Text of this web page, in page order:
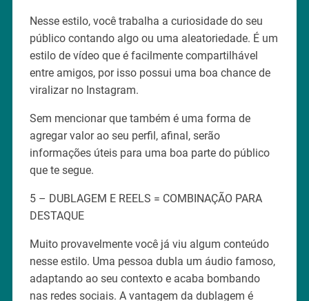
Nesse estilo, você trabalha a curiosidade do seu
público contando algo ou uma aleatoriedade. É um
estilo de vídeo que é facilmente compartilhável
entre amigos, por isso possui uma boa chance de
viralizar no Instagram.
Sem mencionar que também é uma forma de
agregar valor ao seu perfil, afinal, serão
informações úteis para uma boa parte do público
que te segue.
5 – DUBLAGEM E REELS = COMBINAÇÃO PARA
DESTAQUE
Muito provavelmente você já viu algum conteúdo
nesse estilo. Uma pessoa dubla um áudio famoso,
adaptando ao seu contexto e acaba bombando
nas redes sociais. A vantagem da dublagem é